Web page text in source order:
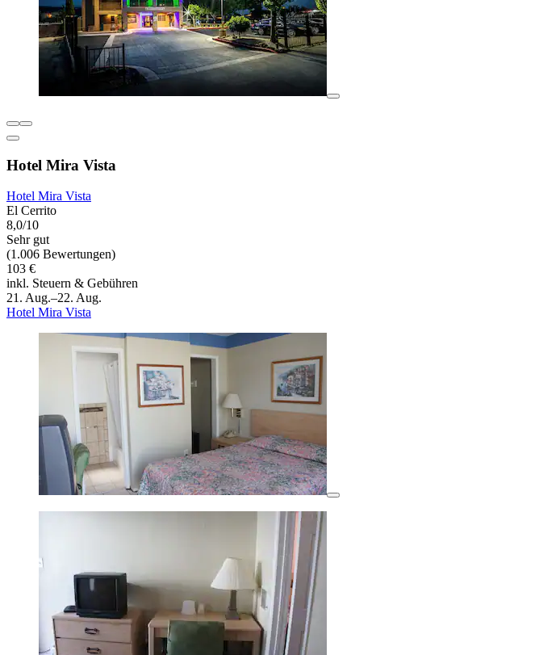
Hotel Mira Vista
Hotel Mira Vista
El Cerrito
8,0/10
Sehr gut
(1.006 Bewertungen)
103 €
inkl. Steuern & Gebühren
21. Aug.–22. Aug.
Hotel Mira Vista